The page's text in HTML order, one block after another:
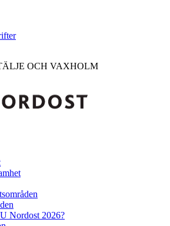
OCH VAXHOLM
Nordost 2026?